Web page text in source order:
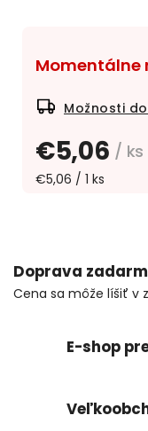
€5,06 / ks
€5,06 / 1 ks
Momentálne
Možnosti
Doprava
Cena sa môže líšiť v
E-shop